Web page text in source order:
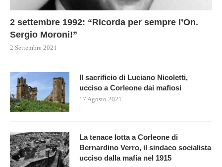
2 settembre 1992: “Ricorda per sempre l’On.
Sergio Moroni!”
2 Settembre 2021
Il sacrificio di Luciano Nicoletti,
ucciso a Corleone dai mafiosi
17 Agosto 2021
La tenace lotta a Corleone di
Bernardino Verro, il sindaco socialista
ucciso dalla mafia nel 1915